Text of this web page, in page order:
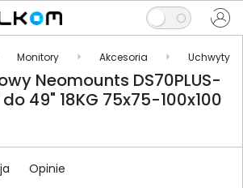
Monitory Akcesoria Uchwyty
Neomounts DS70PLUS-
do 49" 18KG 75x75-100x100
Opinie